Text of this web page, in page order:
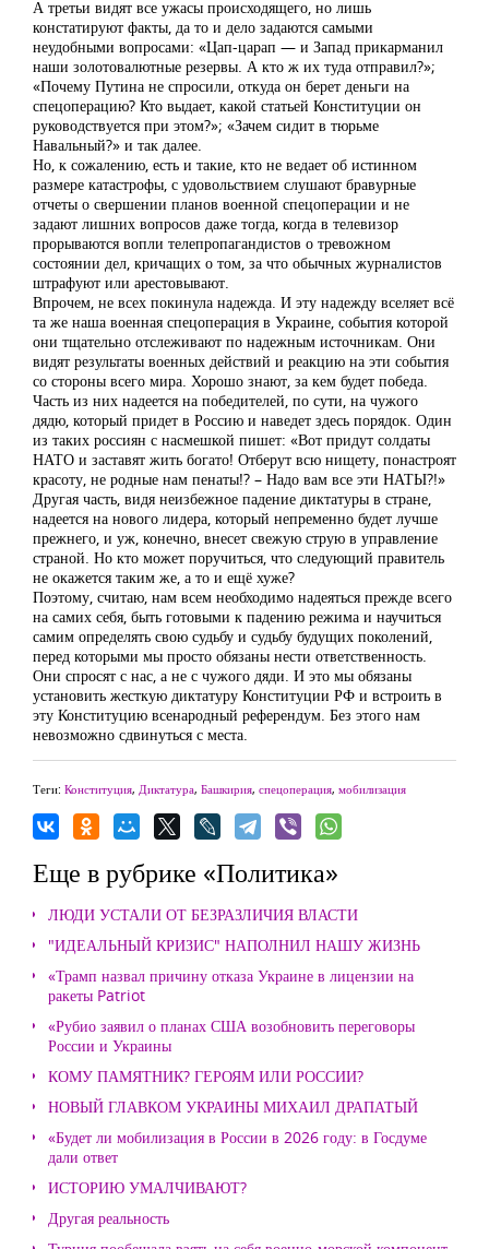
А третьи видят все ужасы происходящего, но лишь
констатируют факты, да то и дело задаются самыми
неудобными вопросами: «Цап-царап — и Запад прикарманил
наши золотовалютные резервы. А кто ж их туда отправил?»;
«Почему Путина не спросили, откуда он берет деньги на
спецоперацию? Кто выдает, какой статьей Конституции он
руководствуется при этом?»; «Зачем сидит в тюрьме
Навальный?» и так далее.
Но, к сожалению, есть и такие, кто не ведает об истинном
размере катастрофы, с удовольствием слушают бравурные
отчеты о свершении планов военной спецоперации и не
задают лишних вопросов даже тогда, когда в телевизор
прорываются вопли телепропагандистов о тревожном
состоянии дел, кричащих о том, за что обычных журналистов
штрафуют или арестовывают.
Впрочем, не всех покинула надежда. И эту надежду вселяет всё
та же наша военная спецоперация в Украине, события которой
они тщательно отслеживают по надежным источникам. Они
видят результаты военных действий и реакцию на эти события
со стороны всего мира. Хорошо знают, за кем будет победа.
Часть из них надеется на победителей, по сути, на чужого
дядю, который придет в Россию и наведет здесь порядок. Один
из таких россиян с насмешкой пишет: «Вот придут солдаты
НАТО и заставят жить богато! Отберут всю нищету, понастроят
красоту, не родные нам пенаты!? – Надо вам все эти НАТЫ?!»
Другая часть, видя неизбежное падение диктатуры в стране,
надеется на нового лидера, который непременно будет лучше
прежнего, и уж, конечно, внесет свежую струю в управление
страной. Но кто может поручиться, что следующий правитель
не окажется таким же, а то и ещё хуже?
Поэтому, считаю, нам всем необходимо надеяться прежде всего
на самих себя, быть готовыми к падению режима и научиться
самим определять свою судьбу и судьбу будущих поколений,
перед которыми мы просто обязаны нести ответственность.
Они спросят с нас, а не с чужого дяди. И это мы обязаны
установить жесткую диктатуру Конституции РФ и встроить в
эту Конституцию всенародный референдум. Без этого нам
невозможно сдвинуться с места.
Теги: Конституция, Диктатура, Башкирия, спецоперация, мобилизация
Еще в рубрике «Политика»
ЛЮДИ УСТАЛИ ОТ БЕЗРАЗЛИЧИЯ ВЛАСТИ
"ИДЕАЛЬНЫЙ КРИЗИС" НАПОЛНИЛ НАШУ ЖИЗНЬ
«Трамп назвал причину отказа Украине в лицензии на
ракеты Patriot
«Рубио заявил о планах США возобновить переговоры
России и Украины
КОМУ ПАМЯТНИК? ГЕРОЯМ ИЛИ РОССИИ?
НОВЫЙ ГЛАВКОМ УКРАИНЫ МИХАИЛ ДРАПАТЫЙ
«Будет ли мобилизация в России в 2026 году: в Госдуме
дали ответ
ИСТОРИЮ УМАЛЧИВАЮТ?
Другая реальность